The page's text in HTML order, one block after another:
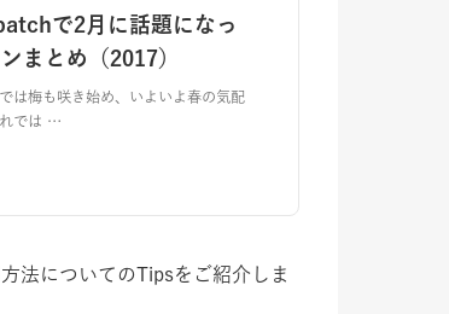
で2月に話題になっ
まとめ（2017）
は梅も咲き始め、いよいよ春の気配
れでは …
法についてのTipsをご紹介しま